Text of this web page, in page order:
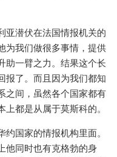
亚潜伏在法国情报机关的
为我们做很多事情，提供
助一臂之力。结果这个长
报了。而且因为我们都知
之间，虽然各个国家都有
都是从属于莫斯科的。
国家的情报机构里面。
他同时也有克格勃的身